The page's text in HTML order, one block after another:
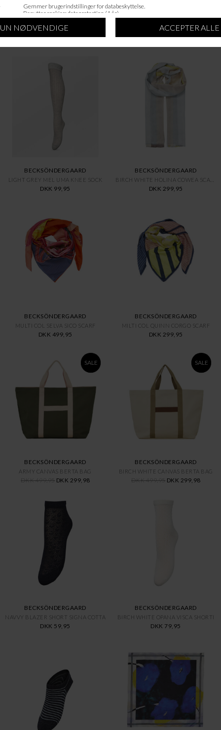
BECKSÖNDERGAARD BECKSÖNDERGAARD
BECKSÖNDERGAARD
LIGHT GREY MEL UMA KNEE SOCK
DKK 99,95
BECKSÖNDERGAARD
DKK 299,95
BECKSÖNDERGAARD
MULTI COL SELVA SICO SCARF
DKK 499,95
BECKSÖNDERGAARD
MILTI COL QUINN CORGO SCARF
DKK 299,95
SALE
BECKSÖNDERGAARD
ARMY CANVAS BERTA BAG
DKK 499,95 DKK 299,98
SALE
BECKSÖNDERGAARD
BIRCH WHITE CANVAS BERTA BAG
DKK 499,95 DKK 299,98
BECKSÖNDERGAARD
NAVVY BLAZER SHORT SIGNA COTTA
DKK 59,95
BECKSÖNDERGAARD
BIRCH WHITE OPANA VISCA SHORTI
DKK 79,95